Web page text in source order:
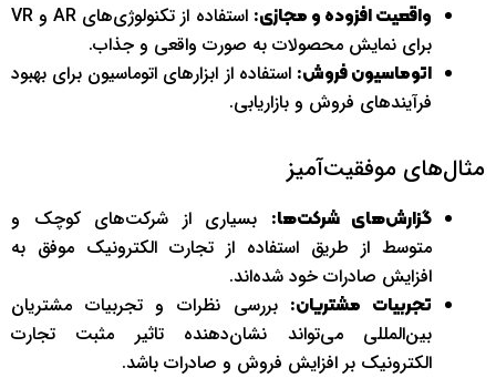
واقعیت افزوده و مجازی:
استفاده از تکنولوژی‌های AR و VR
برای نمایش محصولات به صورت واقعی و جذاب.
اتوماسیون فروش: استفاده از ابزارهای اتوماسیون برای بهبود
فرآیندهای فروش و بازاریابی.
مثال‌های موفقیت‌آمیز
گزارش‌های شرکت‌ها: بسیاری از شرکت‌های کوچک و
متوسط از طریق استفاده از تجارت الکترونیک موفق به
افزایش صادرات خود شده‌اند.
تجربیات مشتریان: بررسی نظرات و تجربیات مشتریان
بین‌المللی می‌تواند نشان‌دهنده تاثیر مثبت تجارت
الکترونیک بر افزایش فروش و صادرات باشد.